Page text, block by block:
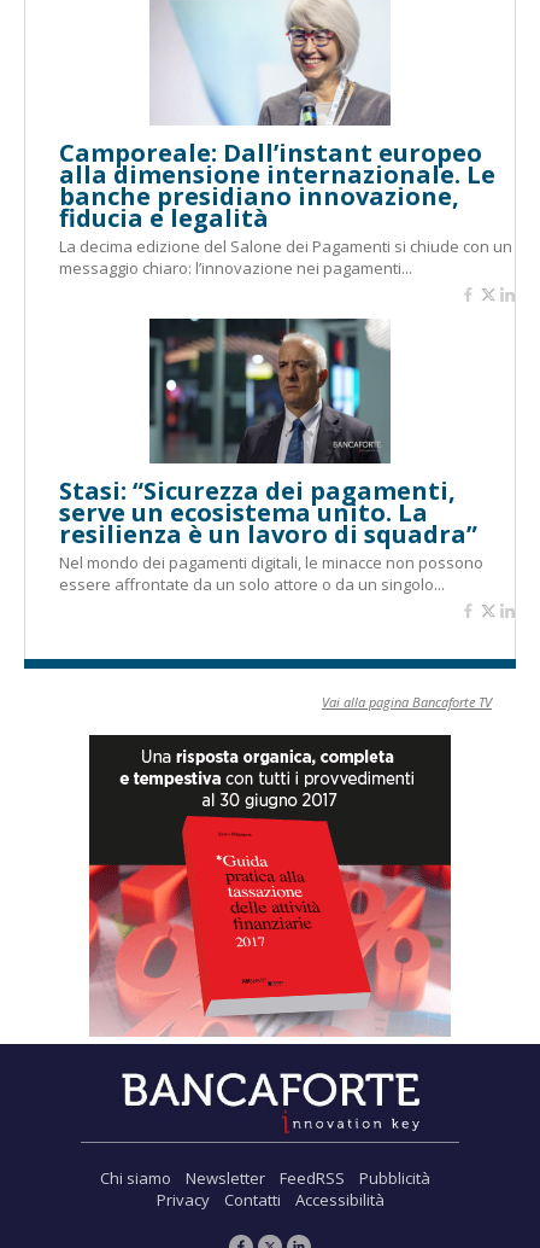
Camporeale: Dall’instant europeo
alla dimensione internazionale. Le
banche presidiano innovazione,
fiducia e legalità
La decima edizione del Salone dei Pagamenti si chiude con un
messaggio chiaro: l’innovazione nei pagamenti...
Stasi: “Sicurezza dei pagamenti,
serve un ecosistema unito. La
resilienza è un lavoro di squadra”
Nel mondo dei pagamenti digitali, le minacce non possono
essere affrontate da un solo attore o da un singolo...
Vai alla pagina Bancaforte TV
Chi siamo Newsletter FeedRSS
Pubblicità
Privacy
Contatti Accessibilità